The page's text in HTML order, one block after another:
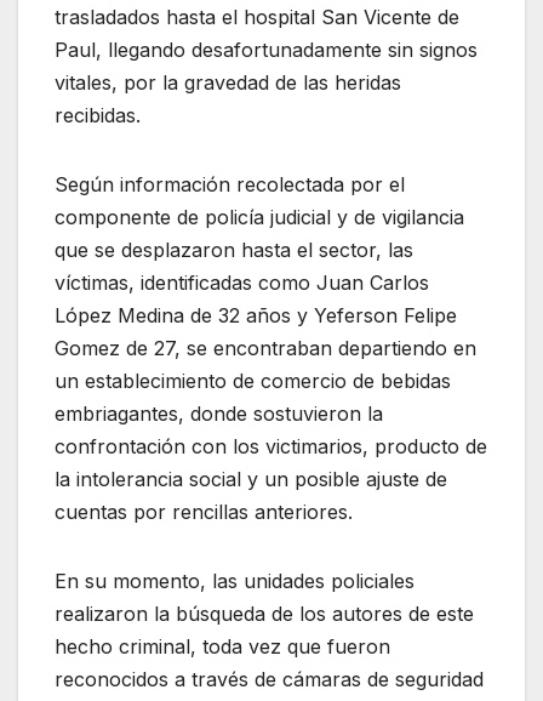
trasladados hasta el hospital San Vicente de
Paul, llegando desafortunadamente sin signos
vitales, por la gravedad de las heridas
recibidas.
Según información recolectada por el
componente de policía judicial y de vigilancia
que se desplazaron hasta el sector, las
víctimas, identificadas como Juan Carlos
López Medina de 32 años y Yeferson Felipe
Gomez de 27, se encontraban departiendo en
un establecimiento de comercio de bebidas
embriagantes, donde sostuvieron la
confrontación con los victimarios, producto de
la intolerancia social y un posible ajuste de
cuentas por rencillas anteriores.
En su momento, las unidades policiales
realizaron la búsqueda de los autores de este
hecho criminal, toda vez que fueron
reconocidos a través de cámaras de seguridad